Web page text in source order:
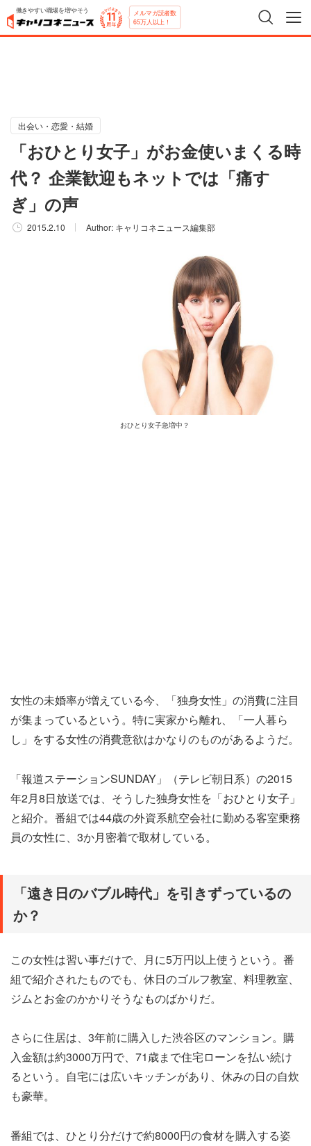
働きやすい職場を増やそう メルマガ読者数
65万人以上！
出会い・恋愛・結婚
「おひとり女子」がお金使いまくる時
代？ 企業歓迎もネットでは「痛す
ぎ」の声
2015.2.10 Author: キャリコネニュース編集部
おひとり女子急増中？
女性の未婚率が増えている今、「独身女性」の消費に注目
が集まっているという。特に実家から離れ、「一人暮ら
し」をする女性の消費意欲はかなりのものがあるようだ。
「報道ステーションSUNDAY」（テレビ朝日系）の2015
年2月8日放送では、そうした独身女性を「おひとり女子」
と紹介。番組では44歳の外資系航空会社に勤める客室乗務
員の女性に、3か月密着で取材している。
「遠き日のバブル時代」を引きずっているの
か？
この女性は習い事だけで、月に5万円以上使うという。番
組で紹介されたものでも、休日のゴルフ教室、料理教室、
ジムとお金のかかりそうなものばかりだ。
さらに住居は、3年前に購入した渋谷区のマンション。購
入金額は約3000万円で、71歳まで住宅ローンを払い続け
るという。自宅には広いキッチンがあり、休みの日の自炊
も豪華。
番組では、ひとり分だけで約8000円の食材を購入する姿